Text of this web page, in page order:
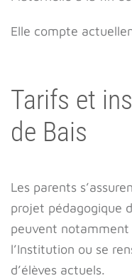
Elle compte
Tarifs et
de Bais
Les parents
projet pédagogique
peuvent
l’Institution ou se
d’élèves actuels.